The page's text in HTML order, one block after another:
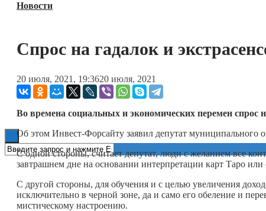
Блокчейн
Технологии
ESG
Новости
Спрос на гадалок и
20 июля, 2021, 19:3620 июля, 2021
Во времена социальных и экономических перемен спрос
Об этом Инвест-Форсайту заявил депутат муниципального
С одной стороны, считает депутат, люди с желанием все
завтрашнем дне на основании интерпретации карт Таро или
С другой стороны, для обучения и с целью увеличения
исключительно в черной зоне, да и само его обеление и
мистическому настроению.